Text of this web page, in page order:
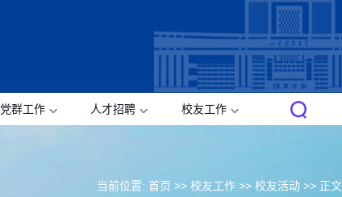
党群工作 人才招聘 校友工作
当前位置: 首页 >> 校友工作 >> 校友活动 >> 正文